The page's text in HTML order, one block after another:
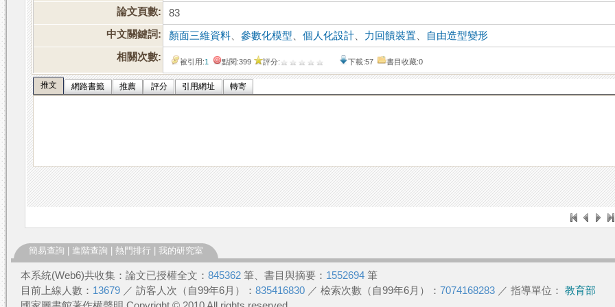
論文頁數:
83
中文關鍵詞:
顏面三維資料 、參數化模型 、個人化設計 力回饋裝置
自由造型變形
相關次數:
被引用:1 點閱:399 評分: 下載:57 書目收藏:0
推文 網路書籤 推薦 評分 引用網址 轉寄
簡易查詢 進階查詢 熱門排行 我的研究室
本系統(Web6)共收集：論文已授權全文： 845362 筆、書目與摘要： 1552694 筆
目前上線人數： 13679 ／ 訪客人次（自99年6月）： 835416830 ／ 檢索次數（自99年6月）： 7074168283 ／ 指導單位： 教育部